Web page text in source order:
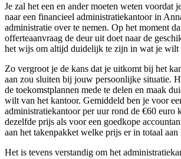
Je zal het een en ander moeten weten voordat
naar een financieel administratiekantoor in
administratie over te nemen. Op het moment
offerteaanvraag de deur uit doet naar de
het wijs om altijd duidelijk te zijn in wat je wilt
Zo vergroot je de kans dat je uitkomt bij het
aan zou sluiten bij jouw persoonlijke situatie.
de toekomstplannen mede te delen en maak
wilt van het kantoor. Gemiddeld ben je voor
administratiekantoor per uur rond de €60 euro
dezelfde prijs als voor een goedkope
aan het takenpakket welke prijs er in totaal aan
Het is tevens verstandig om het